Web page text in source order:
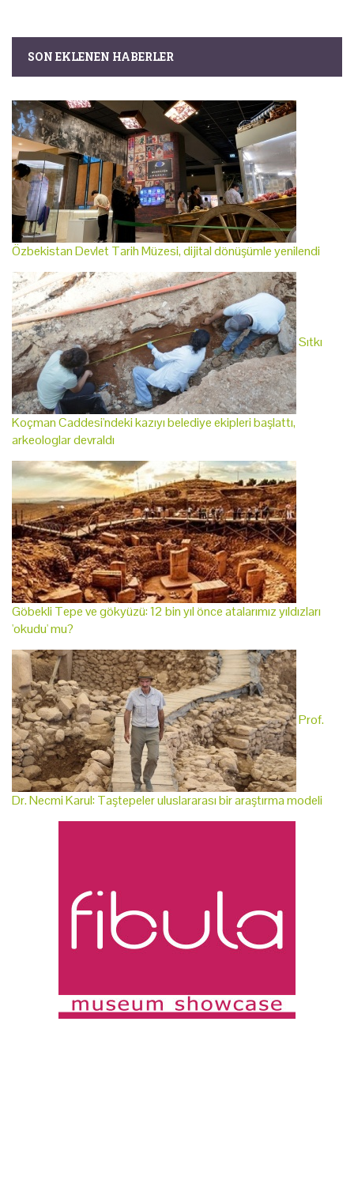
SON EKLENEN HABERLER
Özbekistan Devlet Tarih Müzesi, dijital dönüşümle yenilendi
Sıtkı
Koçman Caddesi'ndeki kazıyı belediye ekipleri başlattı,
arkeologlar devraldı
Göbekli Tepe ve gökyüzü: 12 bin yıl önce atalarımız yıldızları
'okudu' mu?
Prof.
Dr. Necmi Karul: Taştepeler uluslararası bir araştırma modeli